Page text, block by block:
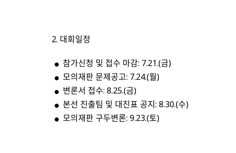
대회일정
참가신청 및 접수 마감: 7.21.(금)
모의재판 문제공고: 7.24.(월)
변론서 접수: 8.25.(금)
본선 진출팀 및 대진표 공지: 8.30.(수)
모의재판 구두변론: 9.23.(토)